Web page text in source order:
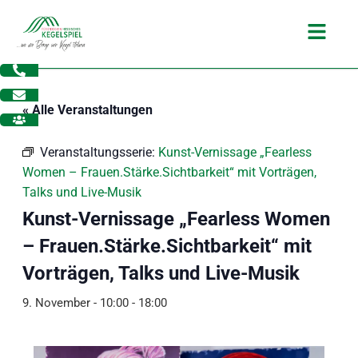
Inhalt
springen
Main
« Alle Veranstaltungen
Veranstaltungsserie: Kunst-Vernissage „Fearless
Women – Frauen.Stärke.Sichtbarkeit“ mit Vorträgen,
Talks und Live-Musik
Kunst-Vernissage „Fearless Women
– Frauen.Stärke.Sichtbarkeit“ mit
Vorträgen, Talks und Live-Musik
9. November - 10:00- 18:00